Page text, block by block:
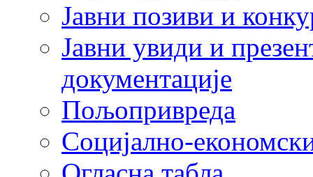
Јавни позиви и
Јавни увиди и
документације
Пољопривреда
Социјално-